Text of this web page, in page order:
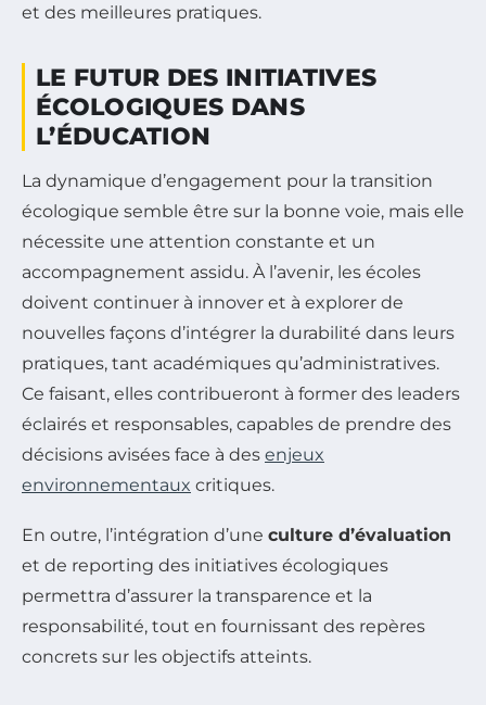
et des meilleures pratiques.
LE FUTUR DES INITIATIVES
ÉCOLOGIQUES DANS
L’ÉDUCATION
La dynamique d’engagement pour la transition
écologique semble être sur la bonne voie, mais elle
nécessite une attention constante et un
accompagnement assidu. À l’avenir, les écoles
doivent continuer à innover et à explorer de
nouvelles façons d’intégrer la durabilité dans leurs
pratiques, tant académiques qu’administratives.
Ce faisant, elles contribueront à former des leaders
éclairés et responsables, capables de prendre des
décisions avisées face à des enjeux
environnementaux critiques.
En outre, l’intégration d’une culture d’évaluation
et de reporting des initiatives écologiques
permettra d’assurer la transparence et la
responsabilité, tout en fournissant des repères
concrets sur les objectifs atteints.